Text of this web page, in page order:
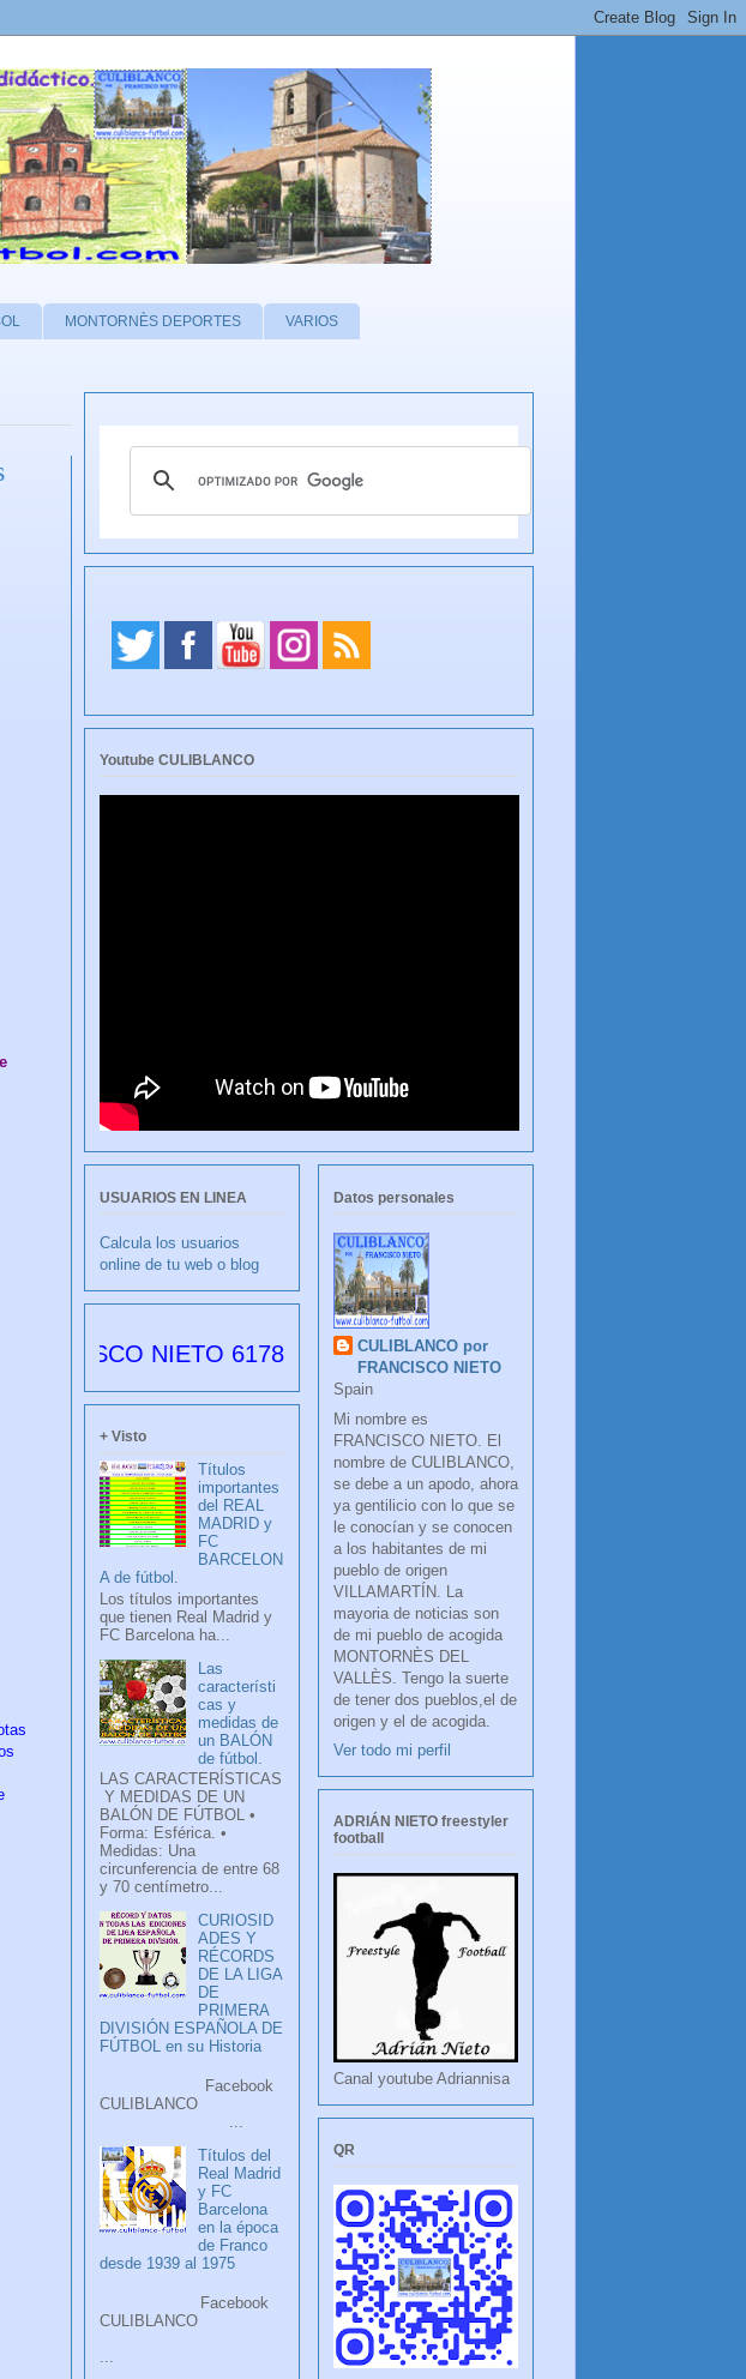
MONTORNÈS DEPORTES VARIOS
Youtube CULIBLANCO
USUARIOS EN LINEA
Calcula los usuarios
online de tu web o blog
NIETO 6178 días desde su creación
+ Visto
Títulos
importantes
del REAL
MADRID y
FC
BARCELON
A de fútbol.
Los títulos importantes
que tienen Real Madrid y
FC Barcelona ha...
Las
característi
cas y
medidas de
un BALÓN
de fútbol.
LAS CARACTERÍSTICAS
Y MEDIDAS DE UN
BALÓN DE FÚTBOL •
Forma: Esférica. •
Medidas: Una
circunferencia de entre 68
y 70 centímetro...
CURIOSID
ADES Y
RÉCORDS
DE LA LIGA
DE
PRIMERA
DIVISIÓN ESPAÑOLA DE
FÚTBOL en su Historia
Facebook
CULIBLANCO
...
Títulos del
Real Madrid
y FC
Barcelona
en la época
de Franco
desde 1939 al 1975
Facebook
CULIBLANCO
Datos personales
CULIBLANCO por
FRANCISCO NIETO
Spain
Mi nombre es
FRANCISCO NIETO. El
nombre de CULIBLANCO,
se debe a un apodo, ahora
ya gentilicio con lo que se
le conocían y se conocen
a los habitantes de mi
pueblo de origen
VILLAMARTÍN. La
mayoria de noticias son
de mi pueblo de acogida
MONTORNÈS DEL
VALLÈS. Tengo la suerte
de tener dos pueblos,el de
origen y el de acogida.
Ver todo mi perfil
ADRIÁN NIETO freestyler
football
Canal youtube Adriannisa
QR